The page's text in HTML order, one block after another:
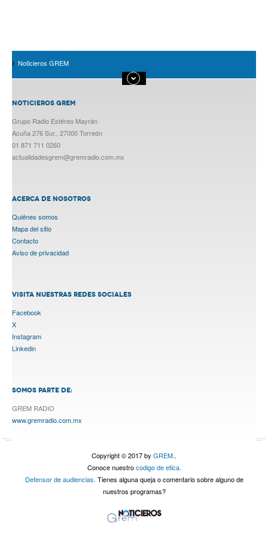
Noticieros GREM
NOTICIEROS GREM
Grupo Radio Estéreo Mayrán
Acuña 276 Sur., 27000 Torreón
01 871 711 0260
actualidadesgrem@gremradio.com.mx
ACERCA DE NOSOTROS
Quiénes somos
Mapa del sitio
Contacto
Aviso de privacidad
VISITA NUESTRAS REDES SOCIALES
Facebook
X
Instagram
Linkedin
SOMOS PARTE DE:
GREM RADIO
www.gremradio.com.mx
Copyright © 2017 by GREM..
Conoce nuestrocodigo de etica.
Defensor de audiencias. Tienes alguna queja o comentario sobre alguno de
nuestros programas?